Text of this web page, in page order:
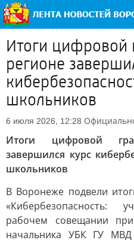
Итоги цифровой
регионе
школьников
6 июля 2026, 12:28
Итоги цифровой
завершился курс
школьников
В Воронеже подвели
«Кибербезопасность:
рабочем совещании
начальника УБК ГУ